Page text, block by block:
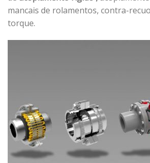
mancais de rolamentos, contra-
torque.